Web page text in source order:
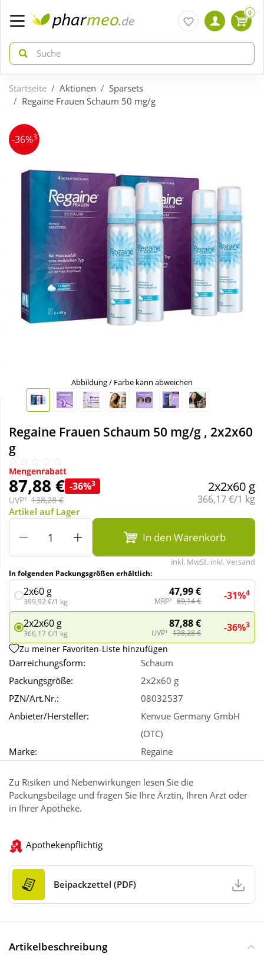
zurück
ÜBERSICHT AKTIONEN
Gratis dazu
Neuheiten
Schnäppchen
Täglich gut versorgt
zurück
ÜBERSICHT KATEGORIEN
Bio & Genuss
Diabetes
Körperpflege & Kosmetik
Liebe & Erotik
Nahrungsergänzung
Sanitätshaus
Sport & Fitness
Wellness
0
Startseite Aktionen
Sparsets
Regaine Frauen Schaum 50 mg/g
-36%3
Abbildung / Farbe kann abweichen
Regaine Frauen Schaum 50 mg/g , 2x2x60
g
Mengenrabatt
87,88 € -36%3
UVP¹ 138,28 €
2x2x60 g
Grundpreis:
366,17 €/1 kg
Artikel auf Lager
In den Warenkorb
inkl. MwSt. inkl. Versand
In folgenden Packungsgrößen erhältlich:
2x60 g
399,92 €/1 kg
47,99 €
MRP² 69,14 € -31%4
2x2x60 g
366,17 €/1 kg
87,88 €
UVP¹ 138,28 € -36%3
Zu meiner Favoriten-Liste hinzufügen
Darreichungsform:
Schaum
Packungsgröße:
2x2x60 g
PZN/Art.Nr.:
08032537
Anbieter/Hersteller:
Kenvue Germany GmbH
(OTC)
Marke:
Regaine
Zu Risiken und Nebenwirkungen lesen Sie die
Packungsbeilage und fragen Sie Ihre Ärztin, Ihren Arzt oder
in Ihrer Apotheke.
Apothekenpflichtig
Beipackzettel (PDF)
Artikelbeschreibung